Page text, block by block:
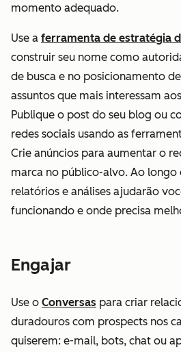
momento adequado.
Use a ferramenta de estratégia
construir seu nome como
de busca e no posicionamento
assuntos que mais interessam
Publique o post do seu blog ou
redes sociais usando as
Crie anúncios para aumentar o
marca no público-alvo. Ao longo
relatórios e análises ajudarão
funcionando e onde precisa
Engajar
Use o Conversas para criar
duradouros com prospects nos
quiserem: e-mail, bots, chat ou